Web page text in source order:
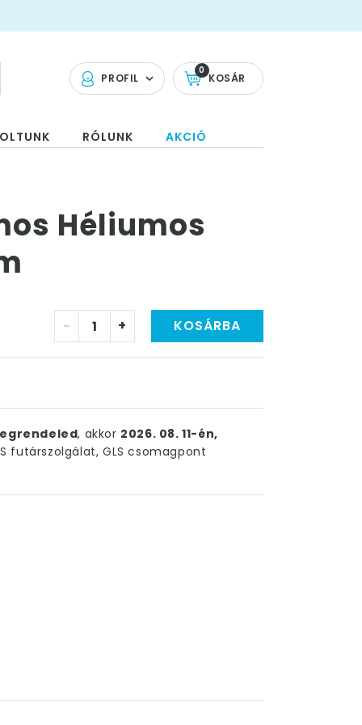
PROFIL KOSÁR
0
RÓLUNK AKCIÓ
Héliumos
- + KOSÁRBA
, akkor 2026. 08. 11-én,
futárszolgálat, GLS csomagpont